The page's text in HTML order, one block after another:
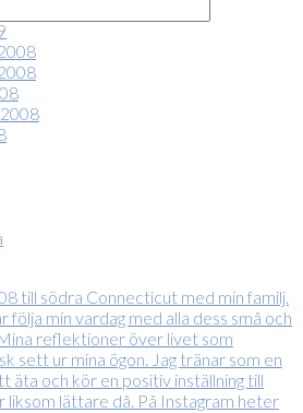
till södra Connecticut med min familj.
följa min vardag med alla dess små och
reflektioner över livet som
sett ur mina ögon. Jag tränar som en
äta och kör en positiv inställning till
liksom lättare då. På Instagram heter